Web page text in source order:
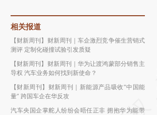
相关报道
【财新周刊】财新周刊｜车企激烈竞争催生营销式
测评 定制化碰撞试验引发质疑
【财新周刊】财新周刊｜华为让渡鸿蒙部分销售主
导权 汽车业务如何找到新使命？
【财新周刊】财新周刊｜新能源产品吸收“中国能
量” 跨国车企在华反攻
汽车央国企掌舵人纷纷会晤任正非 拥抱华为能带